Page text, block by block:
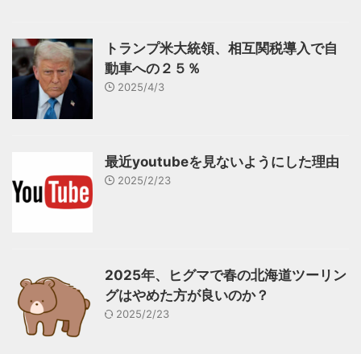
トランプ米大統領、相互関税導入で自
動車への２５％
2025/4/3
最近youtubeを見ないようにした理由
2025/2/23
2025年、ヒグマで春の北海道ツーリン
グはやめた方が良いのか？
2025/2/23